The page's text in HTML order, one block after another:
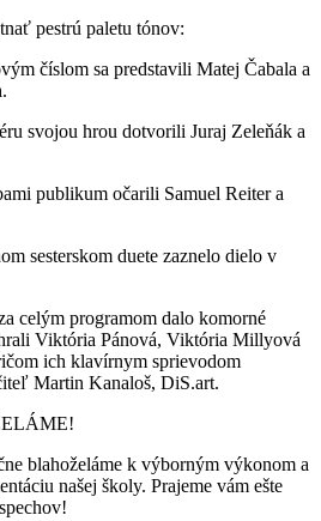
pestrú paletu tónov:
číslom sa predstavili Matej Čabala a
svojou hrou dotvorili Juraj Zeleňák a
publikum očarili Samuel Reiter a
sesterskom duete zaznelo dielo v
celým programom dalo komorné
Viktória Pánová, Viktória Millyová
ich klavírnym sprievodom
Martin Kanaloš, DiS.art.
blahoželáme k výborným výkonom a
našej školy. Prajeme vám ešte